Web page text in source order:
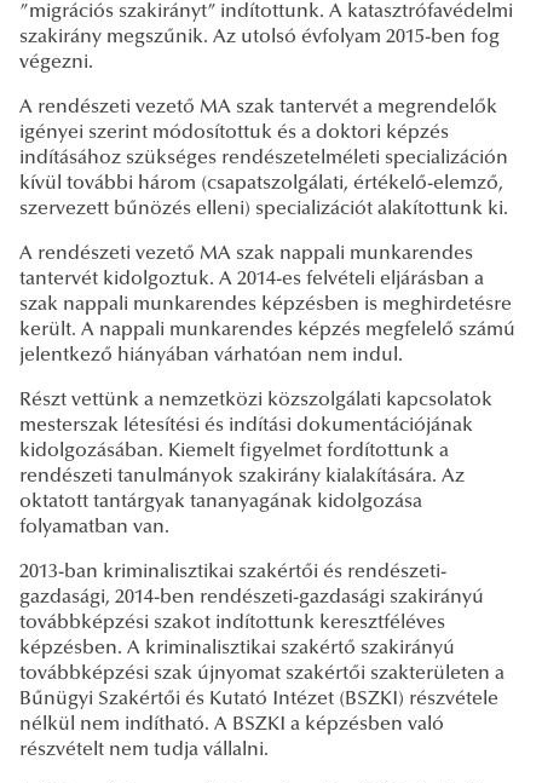
”migrációs szakirányt” indítottunk. A katasztrófavédelmi
szakirány megszűnik. Az utolsó évfolyam 2015-ben fog
végezni.
A rendészeti vezető MA szak tantervét a megrendelők
igényei szerint módosítottuk és a doktori képzés
indításához szükséges rendészetelméleti specializáción
kívül további három (csapatszolgálati, értékelő-elemző,
szervezett bűnözés elleni) specializációt alakítottunk ki.
A rendészeti vezető MA szak nappali munkarendes
tantervét kidolgoztuk. A 2014-es felvételi eljárásban a
szak nappali munkarendes képzésben is meghirdetésre
került. A nappali munkarendes képzés megfelelő számú
jelentkező hiányában várhatóan nem indul.
Részt vettünk a nemzetközi közszolgálati kapcsolatok
mesterszak létesítési és indítási dokumentációjának
kidolgozásában. Kiemelt figyelmet fordítottunk a
rendészeti tanulmányok szakirány kialakítására. Az
oktatott tantárgyak tananyagának kidolgozása
folyamatban van.
2013-ban kriminalisztikai szakértői és rendészeti-
gazdasági, 2014-ben rendészeti-gazdasági szakirányú
továbbképzési szakot indítottunk keresztféléves
képzésben. A kriminalisztikai szakértő szakirányú
továbbképzési szak újnyomat szakértői szakterületen a
Bűnügyi Szakértői és Kutató Intézet (BSZKI) részvétele
nélkül nem indítható. A BSZKI a képzésben való
részvételt nem tudja vállalni.